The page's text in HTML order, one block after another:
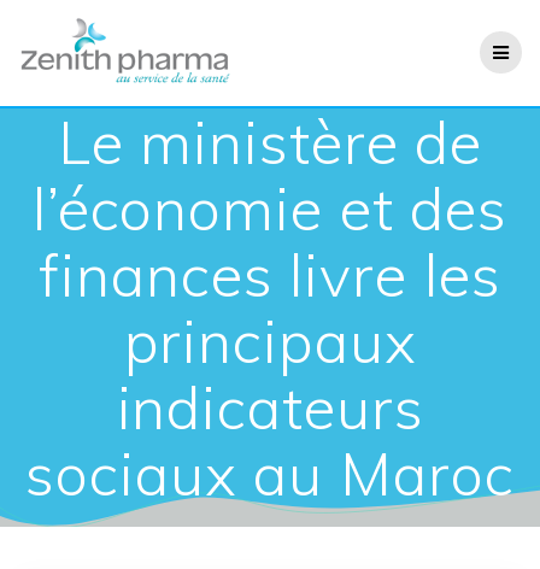
Le ministère de
l’économie et des
finances livre les
principaux
indicateurs
sociaux au Maroc